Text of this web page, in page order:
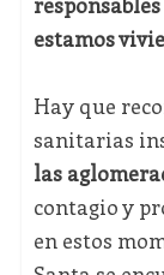
estamos
Hay que
sanitarias
las
contagio y
en estos